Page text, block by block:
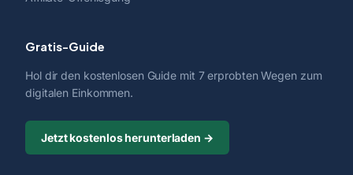
Gratis-Guide
Hol dir den kostenlosen Guide mit 7 erprobten Wegen zum
digitalen Einkommen.
Jetzt kostenlos herunterladen →